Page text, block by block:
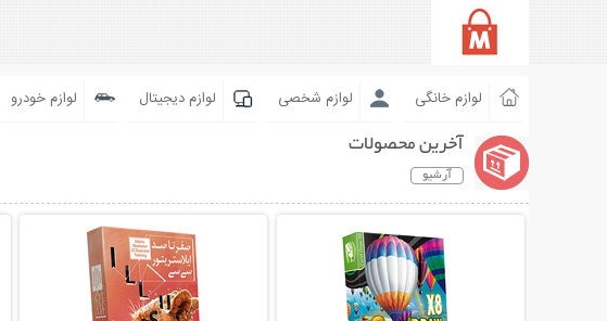
لوازم خانگی لوازم شخصی لوازم دیجیتال لوازم خودرو
آخرین محصولات
آرشیو